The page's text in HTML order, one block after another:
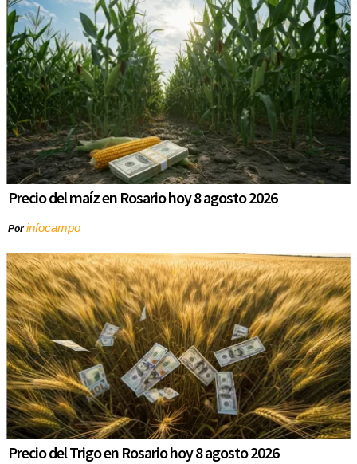
Precio del maíz en Rosario hoy 8 agosto 2026
Porinfocampo
Precio del Trigo en Rosario hoy 8 agosto 2026